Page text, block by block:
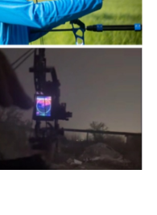
Русский
slovenský
Español